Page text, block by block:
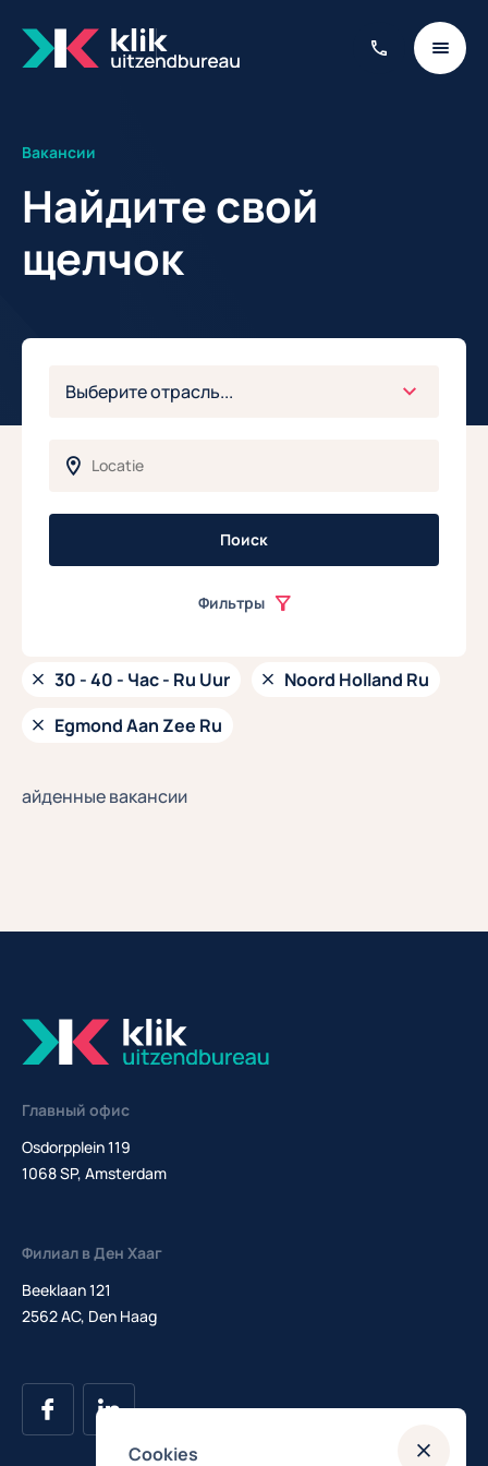
Вакансии
Найдите свой
щелчок
Поиск
Фильтры
30 - 40 - Час - Ru Uur
Noord Holland Ru
Egmond Aan Zee Ru
айденные вакансии
Главный офис
Osdorpplein 119
1068 SP, Amsterdam
Филиал в Ден Хааг
Beeklaan 121
2562 AC, Den Haag
Cookies